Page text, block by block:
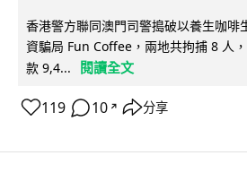
香港警方聯同澳門司警搗破以養生咖啡
資騙局 Fun Coffee，兩地共拘捕 8 人
款 9,4...
閱讀全文
119 10 ↗ 分享